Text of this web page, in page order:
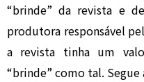
“brinde” da revista e
produtora responsável
a revista tinha um
“brinde” como tal. Segue